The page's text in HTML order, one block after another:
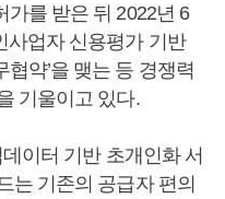
를 받은 뒤 2022년 6
사업자 신용평가 기반
약’을 맺는 등 경쟁력
기울이고 있다.
이터 기반 초개인화 서
는 기존의 공급자 편의